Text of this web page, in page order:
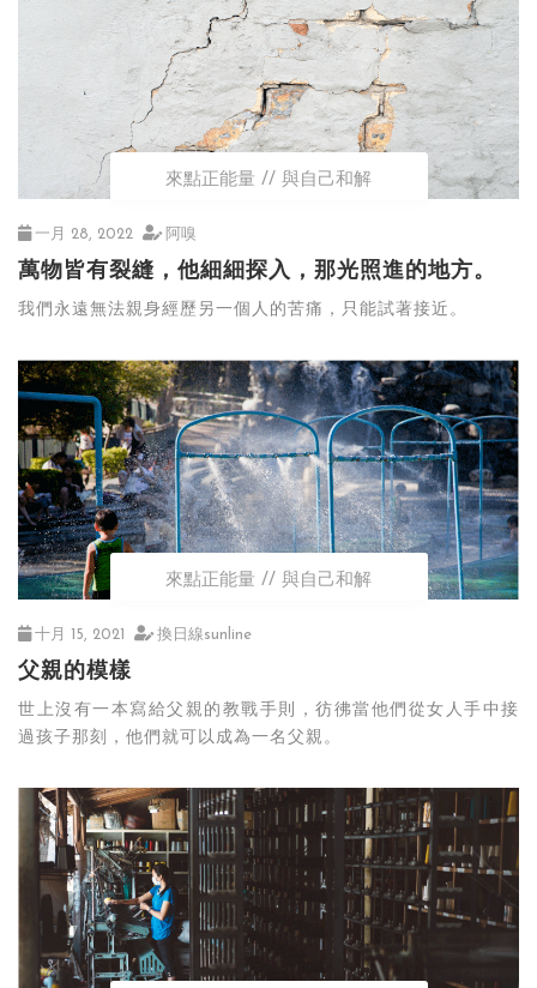
來點正能量 與自己和解
一月 28, 2022 阿嗅
萬物皆有裂縫，他細細探入，那光照進的地方。
我們永遠無法親身經歷另一個人的苦痛，只能試著接近。
來點正能量 與自己和解
十月 15, 2021 換日線sunline
父親的模樣
世上沒有一本寫給父親的教戰手則，彷彿當他們從女人手中接
過孩子那刻，他們就可以成為一名父親。